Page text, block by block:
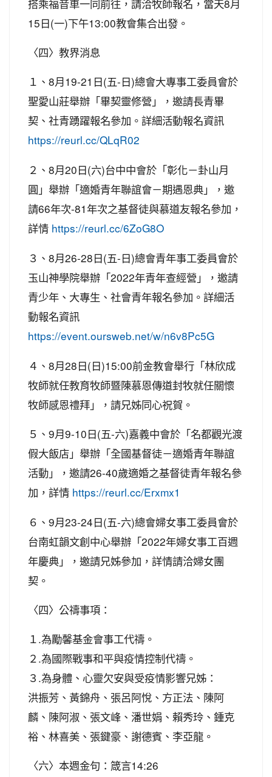
搭乘福音車一同前往，請洽牧師報名，當天8月
15日(一)下午13:00教會集合出發。
〈四〉教界消息
１、8月19-21日(五-日)總會大專事工委員會於
聖愛山莊舉辦「畢契靈修營」，邀請長青畢
契、社青踴躍報名參加。詳細活動報名資訊
https://reurl.cc/QLqR02
２、8月20日(六)台中中會於「彰化－卦山月
圓」舉辦「適婚青年聯誼會－期遇恩典」，邀
請66年次-81年次之基督徒與慕道友報名參加，
詳情 https://reurl.cc/6ZoG8O
３、8月26-28日(五-日)總會青年事工委員會於
玉山神學院舉辦「2022年青年查經營」，邀請
青少年、大專生、社會青年報名參加。詳細活
動報名資訊
https://event.oursweb.net/w/n6v8Pc5G
４、8月28日(日)15:00前金教會舉行「林欣成
牧師就任教育牧師暨陳慕恩傳道封牧就任關懷
牧師感恩禮拜」，請兄姊同心祝賀。
５、9月9-10日(五-六)嘉義中會於「名都觀光渡
假大飯店」舉辦「全國基督徒－適婚青年聯誼
活動」，邀請26-40歲適婚之基督徒青年報名參
加，詳情 https://reurl.cc/Erxmx1
６、9月23-24日(五-六)總會婦女事工委員會於
台南虹韻文創中心舉辦「2022年婦女事工百週
年慶典」，邀請兄姊參加，詳情請洽婦女團
契。
〈四〉公禱事項：
１.為勵馨基金會事工代禱。
２.為國際戰事和平與疫情控制代禱。
３.為身體、心靈欠安與受疫情影響兄姊：
洪振芳、黃錦舟、張呂阿悅、方正法、陳阿
麟、陳阿淑、張文峰、潘世娟、賴秀玲、鍾克
裕、林喜美、張鍵豪、謝德賓、李亞龍。
〈六〉本週金句：箴言14:26